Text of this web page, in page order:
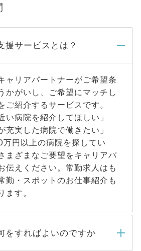
援サービスとは？
ャリアパートナーがご希望条
かがいし、ご希望にマッチし
ご紹介するサービスです。
い病院を紹介してほしい」
充実した病院で働きたい」
万円以上の病院を探してい
まざまなご要望をキャリアパ
伝えください。常勤求人はも
勤・スポットのお仕事紹介も
ます。
をすればよいのですか